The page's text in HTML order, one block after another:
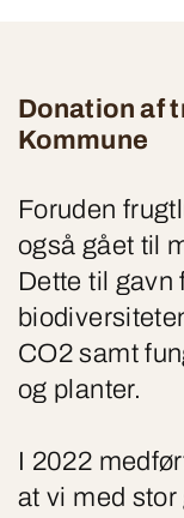
Donation af
Kommune
Foruden
også gået til
Dette til gavn
CO2 samt
og planter.
I 2022
at vi med